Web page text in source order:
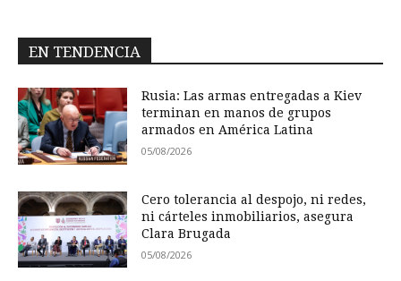
EN TENDENCIA
Rusia: Las armas entregadas a Kiev
terminan en manos de grupos
armados en América Latina
05/08/2026
Cero tolerancia al despojo, ni redes,
ni cárteles inmobiliarios, asegura
Clara Brugada
05/08/2026